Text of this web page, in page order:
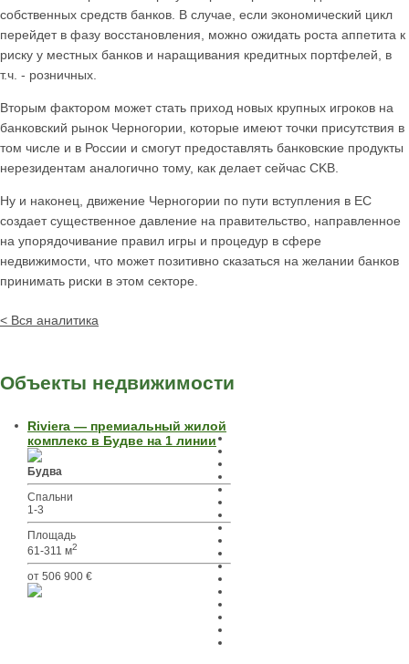
собственных средств банков. В случае, если экономический цикл
перейдет в фазу восстановления, можно ожидать роста аппетита к
риску у местных банков и наращивания кредитных портфелей, в
т.ч. - розничных.
Вторым фактором может стать приход новых крупных игроков на
банковский рынок Черногории, которые имеют точки присутствия в
том числе и в России и смогут предоставлять банковские продукты
нерезидентам аналогично тому, как делает сейчас CKB.
Ну и наконец, движение Черногории по пути вступления в ЕС
создает существенное давление на правительство, направленное
на упорядочивание правил игры и процедур в сфере
недвижимости, что может позитивно сказаться на желании банков
принимать риски в этом секторе.
< Вся аналитика
Объекты недвижимости
Riviera — премиальный жилой
комплекс в Будве на 1 линии
Будва
Спальни
1-3
Площадь
61-311 м2
от 506 900 €